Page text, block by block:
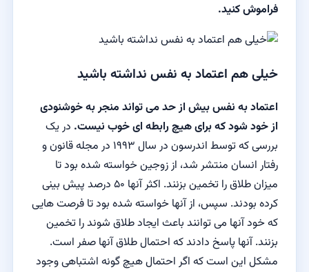
فراموش کنید.
خیلی هم اعتماد به نفس نداشته باشید
اعتماد به نفس بیش از حد می تواند منجر به خوشنودی
از خود شود که برای هیچ رابطه ای خوب نیست. در یک
بررسی که توسط اندرسون در سال ۱۹۹۳ در مجله قانون و
رفتار انسان منتشر شد، از زوجین خواسته شده بود تا
میزان طلاق را تخمین بزنند. اکثر آنها ۵۰ درصد پیش بینی
کرده بودند. سپس، از آنها خواسته شده بود تا فرصت هایی
که خود آنها می توانند باعث ایجاد طلاق شوند را تخمین
بزنند. آنها پاسخ دادند که احتمال طلاق آنها صفر است.
مشکل این است که اگر احتمال هیچ گونه اشتباهی وجود